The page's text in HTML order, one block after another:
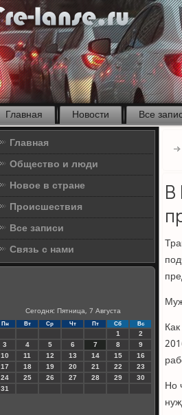
Главная Новости Все
Главная
Общество и люди
Новое в стране
Происшествия
Все записи
Связь с нами
Сегодня: Пятница, 7 Августа
Пн Вт Ср Чт Пт Сб Вс
1
2
3
4 5 6 7 8
9
10
11 12 13 14 15
16
17
18 19 20 21 22
23
24
25 26 27 28 29
30
31
В
Но